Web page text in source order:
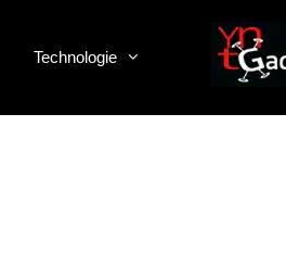
Technologie